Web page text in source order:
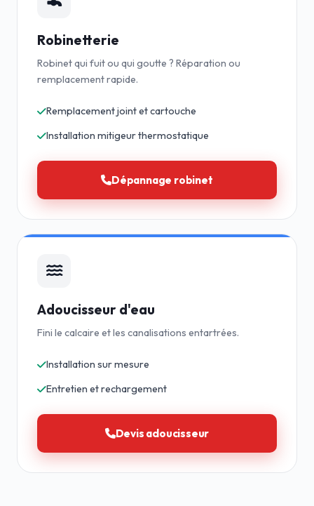
Robinetterie
Robinet qui fuit ou qui goutte ? Réparation ou
remplacement rapide.
Remplacement joint et cartouche
Installation mitigeur thermostatique
Dépannage robinet
Adoucisseur d'eau
Fini le calcaire et les canalisations entartrées.
Installation sur mesure
Entretien et rechargement
Devis adoucisseur